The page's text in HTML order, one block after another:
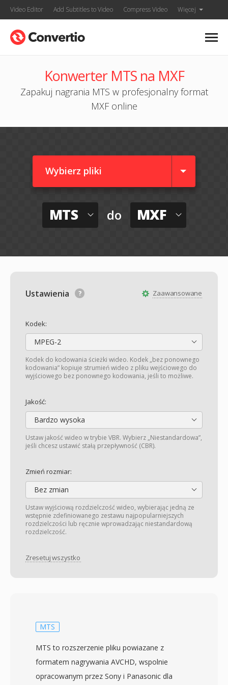
Video Editor Add Subtitles to Video Compress Video Więcej
Konwerter MTS na MXF
Zapakuj nagrania MTS w profesjonalny format
MXF online
Wybierz pliki
MTS do MXF
Zaawansowane
Ustawienia
Kodek:
MPEG-2
Kodek do kodowania ścieżki wideo. Kodek „bez ponownego
kodowania” kopiuje strumień wideo z pliku wejściowego do
wyjściowego bez ponownego kodowania, jeśli to możliwe.
Jakość:
Bardzo wysoka
Ustaw jakość wideo w trybie VBR. Wybierz „Niestandardowa”,
jeśli chcesz ustawić stałą przepływność (CBR).
Zmień rozmiar:
Bez zmian
Ustaw wyjściową rozdzielczość wideo, wybierając jedną ze
wstępnie zdefiniowanego zestawu najpopularniejszych
rozdzielczości lub ręcznie wprowadzając niestandardową
rozdzielczość.
Zresetuj wszystko
MTS
MTS to rozszerzenie pliku powiazane z
formatem nagrywania AVCHD, wspolnie
opracowanym przez Sony i Panasonic dla